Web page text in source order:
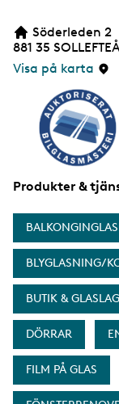
b
s
i
Söderleden 2
881 35
Visa på karta
Produkter &
BLYGLASNING/
BUTIK &
DÖRRAR
FILM PÅ GLAS